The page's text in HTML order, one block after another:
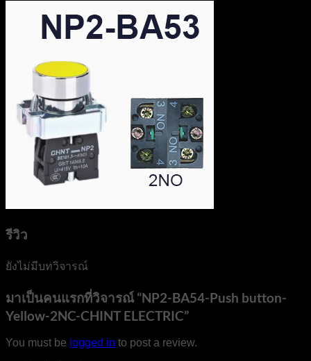
รีวิว
ยังไม่มีบทวิจารณ์
มาเป็นคนแรกที่วิจารณ์ “NP2-BA54-Push button-
Yellow-2NC-CHINT ELECTRIC”
You must be logged in to post a review.